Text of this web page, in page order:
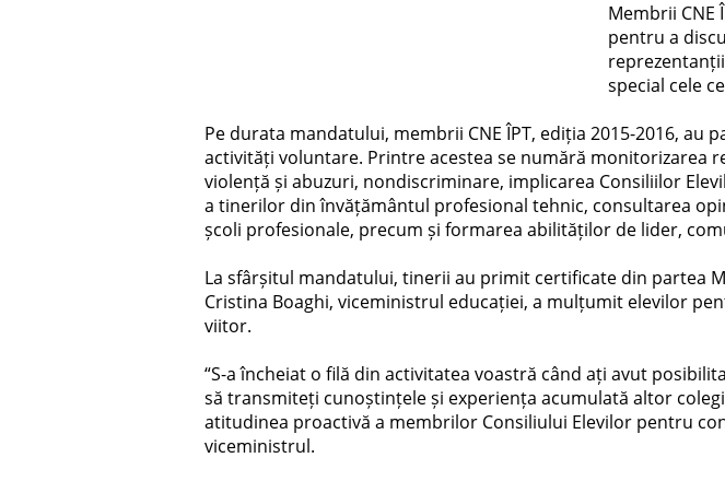
Membrii CNE
pentru a
special cele
Pe durata mandatului, membrii CNE ÎPT, ediția 2015-2016,
activități voluntare. Printre acestea se numără monitorizarea
violență și abuzuri, nondiscriminare, implicarea Consiliilor
a tinerilor din învățământul profesional tehnic, consultarea
școli profesionale, precum și formarea abilităților de lider,
La sfârșitul mandatului, tinerii au primit certificate din partea
Cristina Boaghi, viceministrul educației, a mulțumit elevilor
viitor.
“S-a încheiat o filă din activitatea voastră când ați avut
să transmiteți cunoștințele și experiența acumulată altor
atitudinea proactivă a membrilor Consiliului Elevilor pentru
viceministrul.